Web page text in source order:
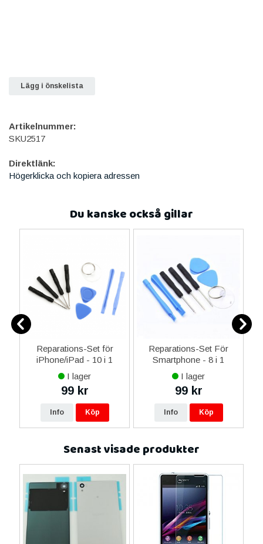
Lägg i önskelista
Artikelnummer:
SKU2517
Direktlänk:
Högerklicka och kopiera adressen
Du kanske också gillar
Reparations-Set för
iPhone/iPad - 10 i 1
I lager
99 kr
Info Köp
Reparations-Set För
Smartphone - 8 i 1
I lager
99 kr
Info Köp
Senast visade produkter